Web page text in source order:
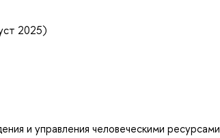
2025)
и управления человеческими ресурсами